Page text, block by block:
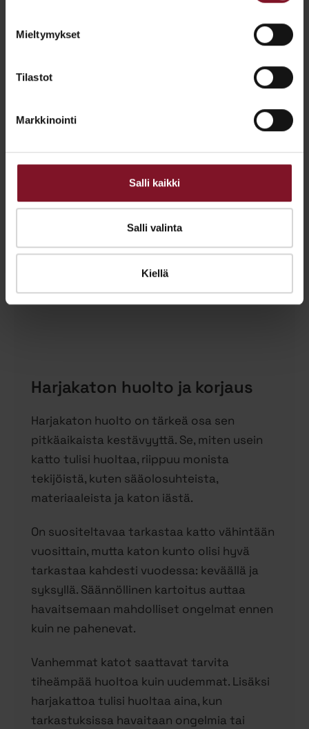
Mieltymykset
Tilastot
Markkinointi
Salli kaikki
Salli valinta
Kiellä
Samalla varmistetaan, että katto on tukeva
Jos muutostyöllä vaikutetaan merkittävästi
ulkonäkö muuttuu, tarvitaan remontin
Muista varmistaa ammattilaiselta,
tarvitaanko rakentamiseen lupia, ja kumman
vastuulla niiden hankkiminen on.
Varaa maksuton arviokäynti!
Harjakaton huolto ja korjaus
Harjakaton huolto on tärkeä osa sen
pitkäaikaista kestävyyttä. Se, miten usein
katto tulisi huoltaa, riippuu monista
tekijöistä, kuten sääolosuhteista,
materiaaleista ja katon iästä.
On suositeltavaa tarkastaa katto vähintään
vuosittain, mutta katon kunto olisi hyvä
tarkastaa kahdesti vuodessa: keväällä ja
syksyllä. Säännöllinen kartoitus auttaa
havaitsemaan mahdolliset ongelmat ennen
kuin ne pahenevat.
Vanhemmat katot saattavat tarvita
tiheämpää huoltoa kuin uudemmat. Lisäksi
harjakattoa tulisi huoltaa aina, kun
tarkastuksissa havaitaan ongelmia tai